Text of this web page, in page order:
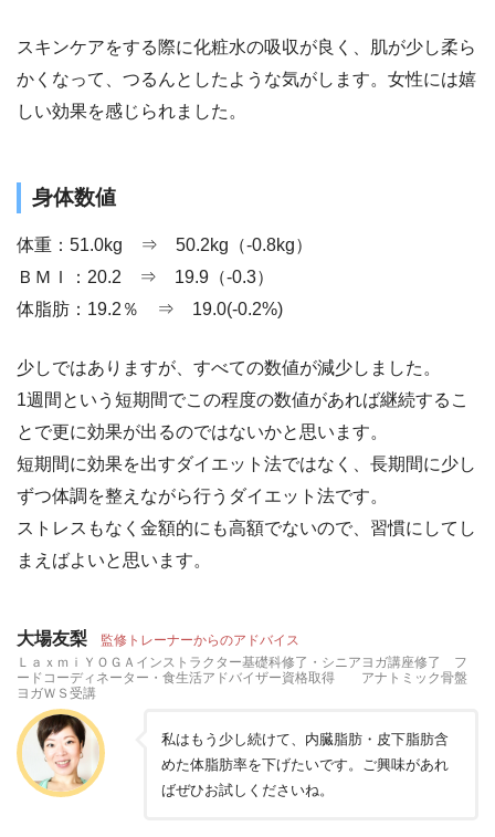
スキンケアをする際に化粧水の吸収が良く、肌が少し柔ら
かくなって、つるんとしたような気がします。女性には嬉
しい効果を感じられました。
身体数値
体重：51.0kg ⇒ 50.2kg（-0.8kg）
ＢＭＩ：20.2 ⇒ 19.9（-0.3）
体脂肪：19.2％ ⇒ 19.0(-0.2%)
少しではありますが、すべての数値が減少しました。
1週間という短期間でこの程度の数値があれば継続するこ
とで更に効果が出るのではないかと思います。
短期間に効果を出すダイエット法ではなく、長期間に少し
ずつ体調を整えながら行うダイエット法です。
ストレスもなく金額的にも高額でないので、習慣にしてし
まえばよいと思います。
大場友梨 監修トレーナーからのアドバイス
ＬａｘｍｉＹＯＧＡインストラクター基礎科修了・シニアヨガ講座修了 フ
ードコーディネーター・食生活アドバイザー資格取得 アナトミック骨盤
ヨガＷＳ受講
私はもう少し続けて、内臓脂肪・皮下脂肪含
めた体脂肪率を下げたいです。ご興味があれ
ばぜひお試しくださいね。